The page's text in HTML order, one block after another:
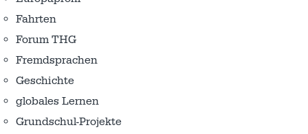
Fahrten
Forum THG
Fremdsprachen
Geschichte
globales Lernen
Grundschul-Projekte